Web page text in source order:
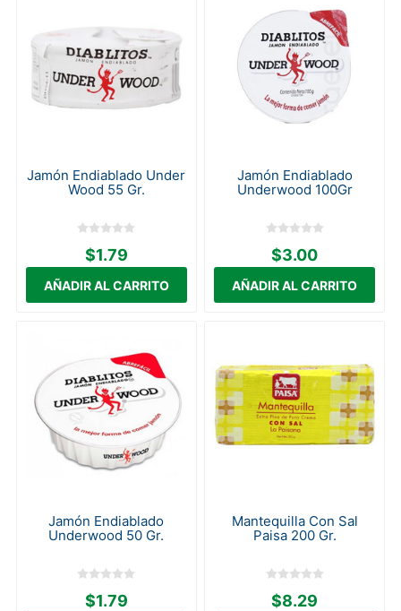
Jamón Endiablado Under
Wood 55 Gr.
$1.79
Jamón Endiablado
Underwood 100Gr
$3.00
Jamón Endiablado
Underwood 50 Gr.
$1.79
Mantequilla Con Sal
Paisa 200 Gr.
$8.29